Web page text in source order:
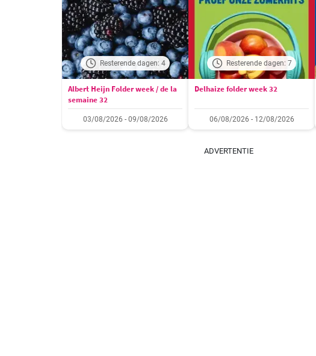
Resterende dagen: 4
Albert Heijn Folder week / de la
semaine 32
03/08/2026 - 09/08/2026
Resterende dagen: 7
Delhaize folder week 32
06/08/2026 - 12/08/2026
ADVERTENTIE